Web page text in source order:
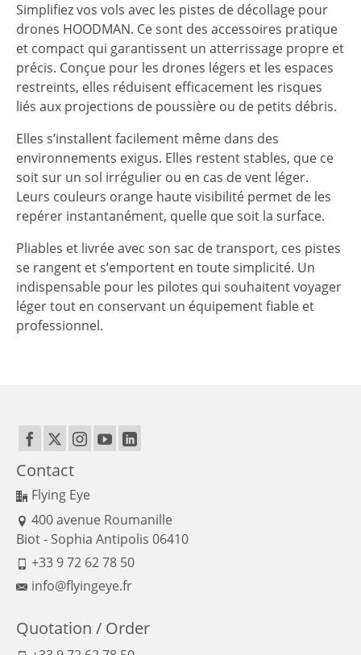
Simplifiez vos vols avec les pistes de décollage pour
drones HOODMAN. Ce sont des accessoires pratique
et compact qui garantissent un atterrissage propre et
précis. Conçue pour les drones légers et les espaces
restreints, elles réduisent efficacement les risques
liés aux projections de poussière ou de petits débris.
Elles s’installent facilement même dans des
environnements exigus. Elles restent stables, que ce
soit sur un sol irrégulier ou en cas de vent léger.
Leurs couleurs orange haute visibilité permet de les
repérer instantanément, quelle que soit la surface.
Pliables et livrée avec son sac de transport, ces pistes
se rangent et s’emportent en toute simplicité. Un
indispensable pour les pilotes qui souhaitent voyager
léger tout en conservant un équipement fiable et
professionnel.
Contact
Flying Eye
400 avenue Roumanille
Biot - Sophia Antipolis 06410
+33 9 72 62 78 50
info@flyingeye.fr
Quotation / Order